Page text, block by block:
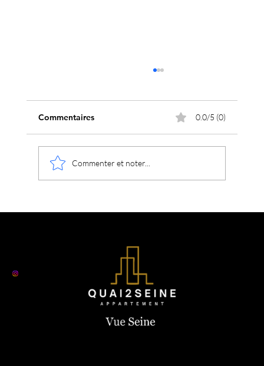
Valentine's Day 2026
Commentaires 0.0/5 (0)
Commenter et noter...